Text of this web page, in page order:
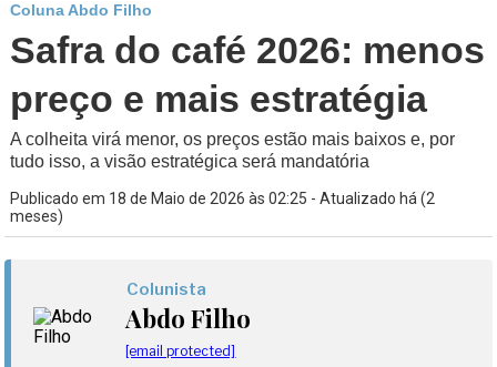
Coluna Abdo Filho
Safra do café 2026: menos
preço e mais estratégia
A colheita virá menor, os preços estão mais baixos e, por
tudo isso, a visão estratégica será mandatória
Publicado em 18 de Maio de 2026 às 02:25 - Atualizado há (2
meses)
Colunista
Abdo Filho
[email protected]